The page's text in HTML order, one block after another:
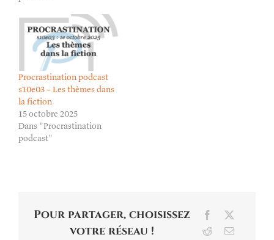
Procrastination podcast
s10e03 – Les thèmes dans
la fiction
15 octobre 2025
Dans "Procrastination
podcast"
Pour partager, choisissez
votre réseau !
Facebook
RedditEmail